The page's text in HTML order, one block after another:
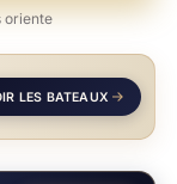
oriente
LES BATEAUX